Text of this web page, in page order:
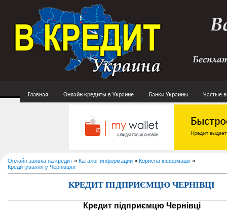
Главная Онлайн кредиты в Украине Банки Украины Частые
Онлайн заявка на кредит » Каталог информации » Корисна інформація »
Кредитування у Чернівцях
КРЕДИТ ПІДПРИЄМЦЮ ЧЕРНІВЦІ
Кредит підприємцю Чернівці